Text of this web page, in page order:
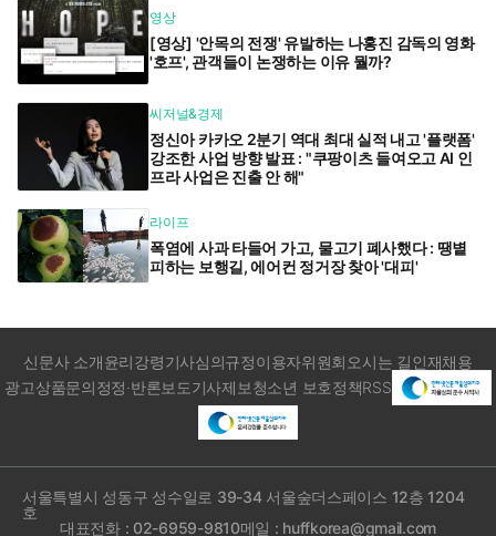
영상
[영상] '안목의 전쟁' 유발하는 나홍진 감독의 영화
'호프', 관객들이 논쟁하는 이유 뭘까?
씨저널&경제
정신아 카카오 2분기 역대 최대 실적 내고 '플랫폼'
강조한 사업 방향 발표 : "쿠팡이츠 들여오고 AI 인
프라 사업은 진출 안 해"
라이프
폭염에 사과 타들어 가고, 물고기 폐사했다 : 땡볕
피하는 보행길, 에어컨 정거장 찾아 '대피'
신문사 소개윤리강령기사심의규정이용자위원회오시는 길인재채용
광고상품문의정정·반론보도기사제보청소년 보호정책RSS
서울특별시 성동구 성수일로 39-34 서울숲더스페이스 12층 1204
호
대표전화 : 02-6959-9810메일 : huffkorea@gmail.com